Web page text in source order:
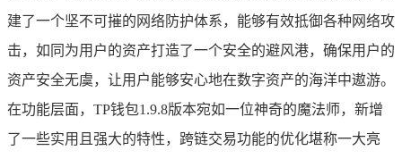
建了一个坚不可摧的网络防护体系，能够有效抵御各种网络攻
击，如同为用户的资产打造了一个安全的避风港，确保用户的
资产安全无虞，让用户能够安心地在数字资产的海洋中遨游。
在功能层面，TP钱包1.9.8版本宛如一位神奇的魔法师，新增
了一些实用且强大的特性，跨链交易功能的优化堪称一大亮